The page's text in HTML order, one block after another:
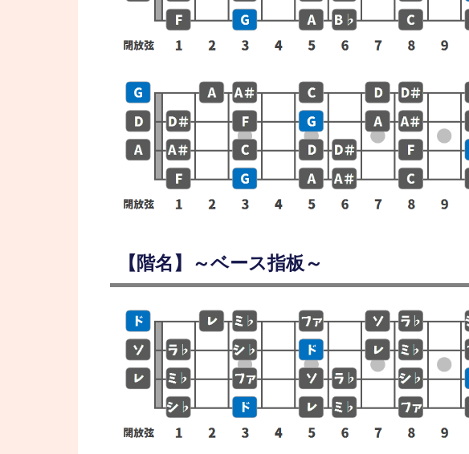
【階名】～ベース指板～